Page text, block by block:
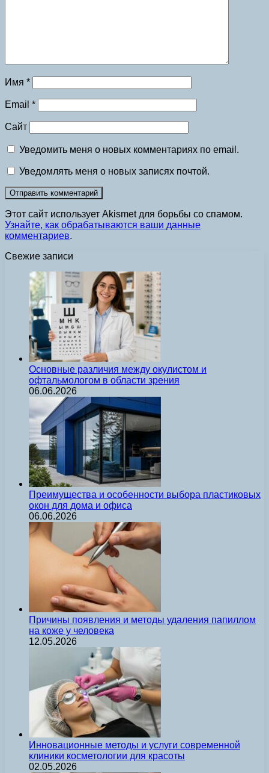
Имя *
Email *
Сайт
Уведомить меня о новых комментариях по email.
Уведомлять меня о новых записях почтой.
Этот сайт использует Akismet для борьбы со спамом.
Узнайте, как обрабатываются ваши данные
комментариев.
Свежие записи
Основные различия между окулистом и
офтальмологом в области зрения
06.06.2026
Преимущества и особенности выбора пластиковых
окон для дома и офиса
06.06.2026
Причины появления и методы удаления папиллом
на коже у человека
12.05.2026
Инновационные методы и услуги современной
клиники косметологии для красоты
02.05.2026